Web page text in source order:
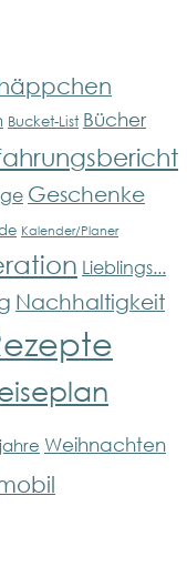
Bucket-List Bücher
Geschenke
Kalender/Planer
Lieblings...
Nachhaltigkeit
Weihnachten